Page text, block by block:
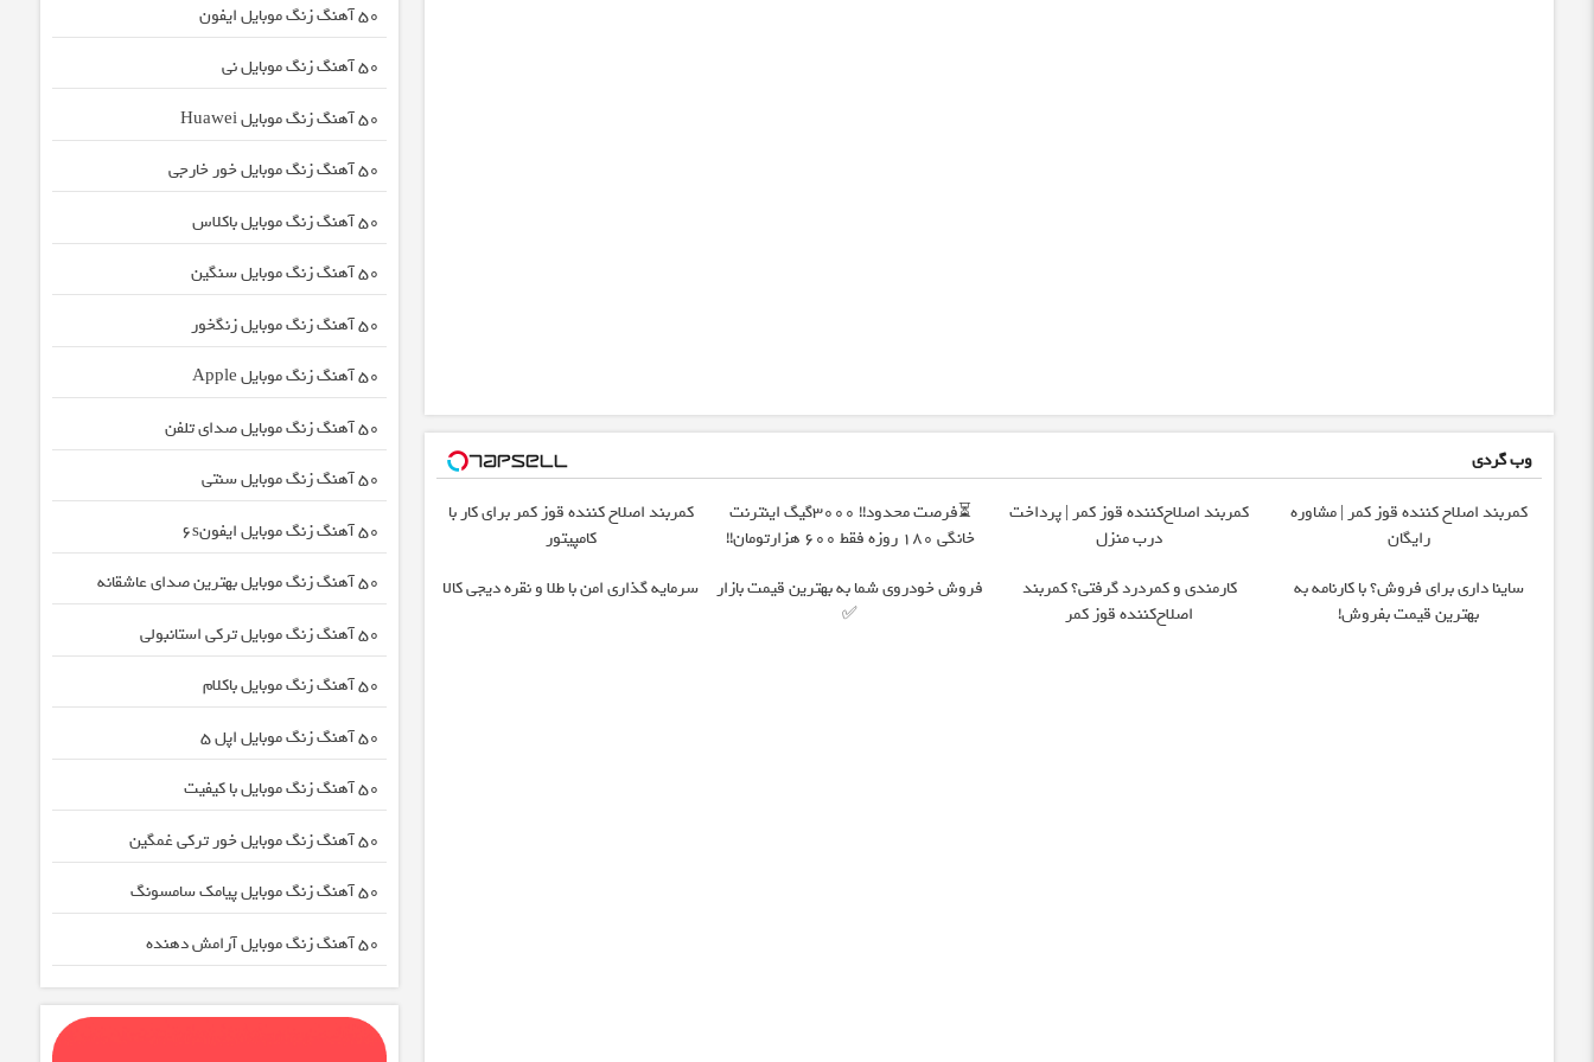
وب گردی
کمربند اصلاح کننده قوز کمر | مشاوره
رایگان
کمربند اصلاح‌کننده قوز کمر | پرداخت
درب منزل
⏳فرصت محدود!! 3000گیگ اینترنت
خانگی 180 روزه فقط 600 هزارتومان!!
کمربند اصلاح کننده قوز کمر برای کار با
کامپیتور
ساینا داری برای فروش؟ با کارنامه به
بهترین قیمت بفروش!
کارمندی و کمردرد گرفتی؟ کمربند
اصلاح‌کننده قوز کمر
فروش خودروی شما به بهترین قیمت بازار
✅
سرمایه گذاری امن با طلا و نقره دیجی کالا
50 آهنگ زنگ موبایل ایفون
50 آهنگ زنگ موبایل نی
50 آهنگ زنگ موبایل Huawei
50 آهنگ زنگ موبایل خور خارجی
50 آهنگ زنگ موبایل باکلاس
50 آهنگ زنگ موبایل سنگین
50 آهنگ زنگ موبایل زنگخور
50 آهنگ زنگ موبایل Apple
50 آهنگ زنگ موبایل صدای تلفن
50 آهنگ زنگ موبایل سنتی
50 آهنگ زنگ موبایل ایفون۶s
50 آهنگ زنگ موبایل بهترین صدای عاشقانه
50 آهنگ زنگ موبایل ترکی استانبولی
50 آهنگ زنگ موبایل باکلام
50 آهنگ زنگ موبایل اپل 5
50 آهنگ زنگ موبایل با کیفیت
50 آهنگ زنگ موبایل خور ترکی غمگین
50 آهنگ زنگ موبایل پیامک سامسونگ
50 آهنگ زنگ موبایل آرامش دهنده